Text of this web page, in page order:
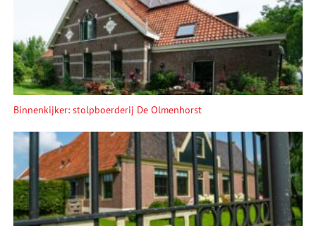
Binnenkijker: stolpboerderij De Olmenhorst